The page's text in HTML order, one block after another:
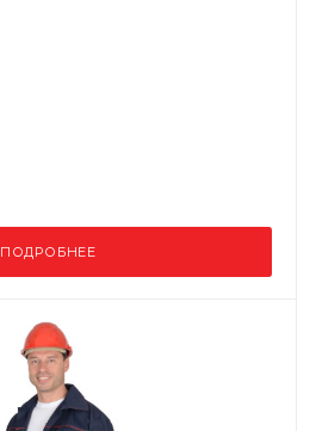
ПОДРОБНЕЕ